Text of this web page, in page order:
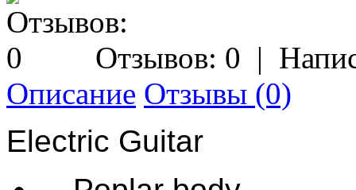
Отзывов: 0 |
Описание Отзывы (0)
Electric Guitar